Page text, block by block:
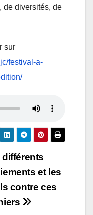
de diversités, de
sur
festival-a-
différents
et les
contre ces